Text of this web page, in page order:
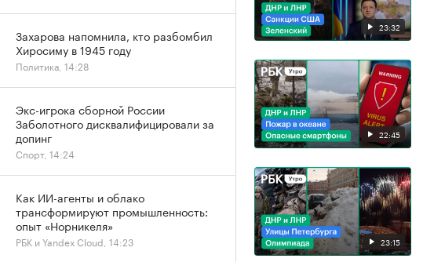
23:32
22:45
23:15
Захарова напомнила, кто разбомбил
Хиросиму в 1945 году
Политика, 14:28
Экс-игрока сборной России
Заболотного дисквалифицировали за
допинг
Спорт, 14:24
Как ИИ-агенты и облако
трансформируют промышленность:
опыт «Норникеля»
РБК и Yandex Cloud, 14:23